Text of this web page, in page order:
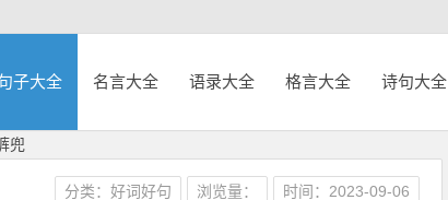
子大全 名言大全 语录大全 格言大全 诗句大全
兜
分类：好词好句 浏览量： 时间：2023-09-06